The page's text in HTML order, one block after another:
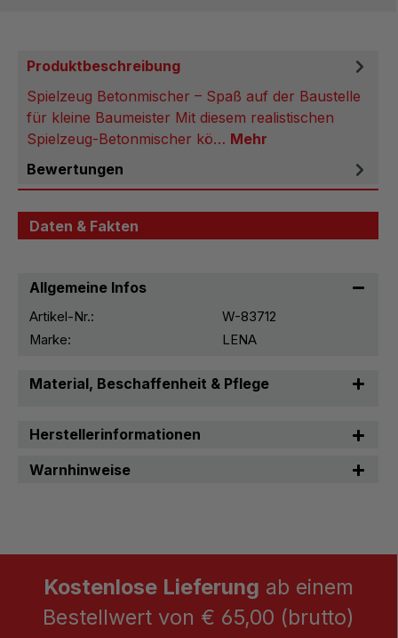
Produktbeschreibung
Spielzeug Betonmischer – Spaß auf der Baustelle
für kleine Baumeister Mit diesem realistischen
Spielzeug-Betonmischer kö… Mehr
Bewertungen
Daten & Fakten
Allgemeine Infos
Artikel-Nr.:
W-83712
Marke:
LENA
Material, Beschaffenheit & Pflege
Herstellerinformationen
Warnhinweise
Kostenlose Lieferung ab einem
Bestellwert von € 65,00 (brutto)